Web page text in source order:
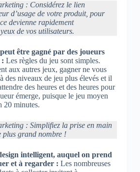
: Considérez le lien
d’usage de votre produit, pour
devienne rapidement
de vos utilisateurs.
être gagné par des joueurs
: Les règles du jeu sont simples.
aux autres jeux, gagner ne vous
des niveaux de jeu plus élevés et il
des heures et des heures pour
émerge, puisque le jeu moyen
20 minutes.
: Simplifiez la prise en main
plus grand nombre !
intelligent, auquel on prend
et à regarder : Les nombreuses